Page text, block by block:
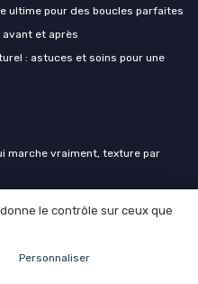
ultime pour des boucles parfaites
avant et après
: astuces et soins pour une
marche vraiment, texture par
la meilleure option pour
bonne méthode pour les
: ce que personne ne vous dit
le contrôle sur ceux que
Personnaliser